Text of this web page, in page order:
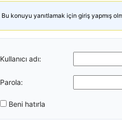
Bu konuyu yanıtlamak için giriş yapmış
Kullanıcı adı:
Parola:
Beni hatırla